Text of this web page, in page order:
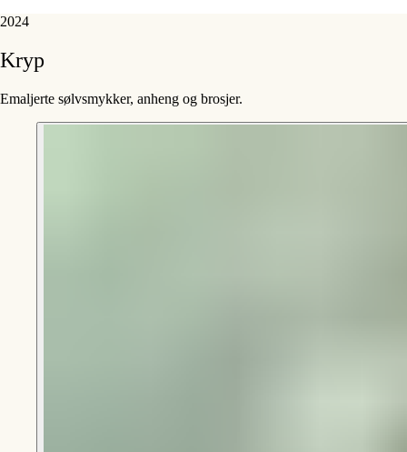
2024
Kryp
Emaljerte sølvsmykker, anheng og brosjer.